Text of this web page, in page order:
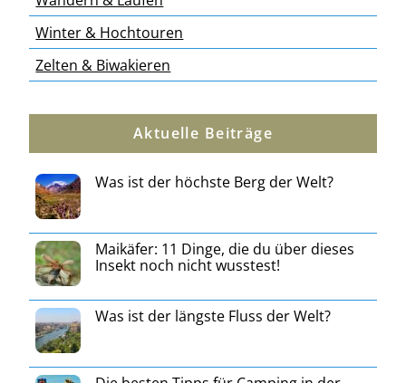
Winter & Hochtouren
Zelten & Biwakieren
Aktuelle Beiträge
Was ist der höchste Berg der Welt?
Maikäfer: 11 Dinge, die du über dieses
Insekt noch nicht wusstest!
Was ist der längste Fluss der Welt?